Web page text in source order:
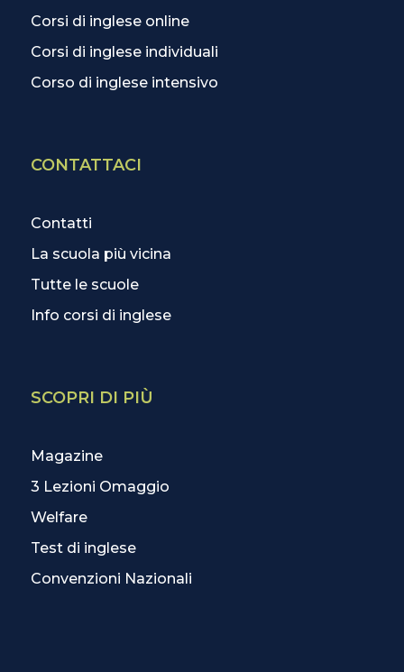
Corsi di inglese online
Corsi di inglese individuali
Corso di inglese intensivo
CONTATTACI
Contatti
La scuola più vicina
Tutte le scuole
Info corsi di inglese
SCOPRI DI PIÙ
Magazine
3 Lezioni Omaggio
Welfare
Test di inglese
Convenzioni Nazionali